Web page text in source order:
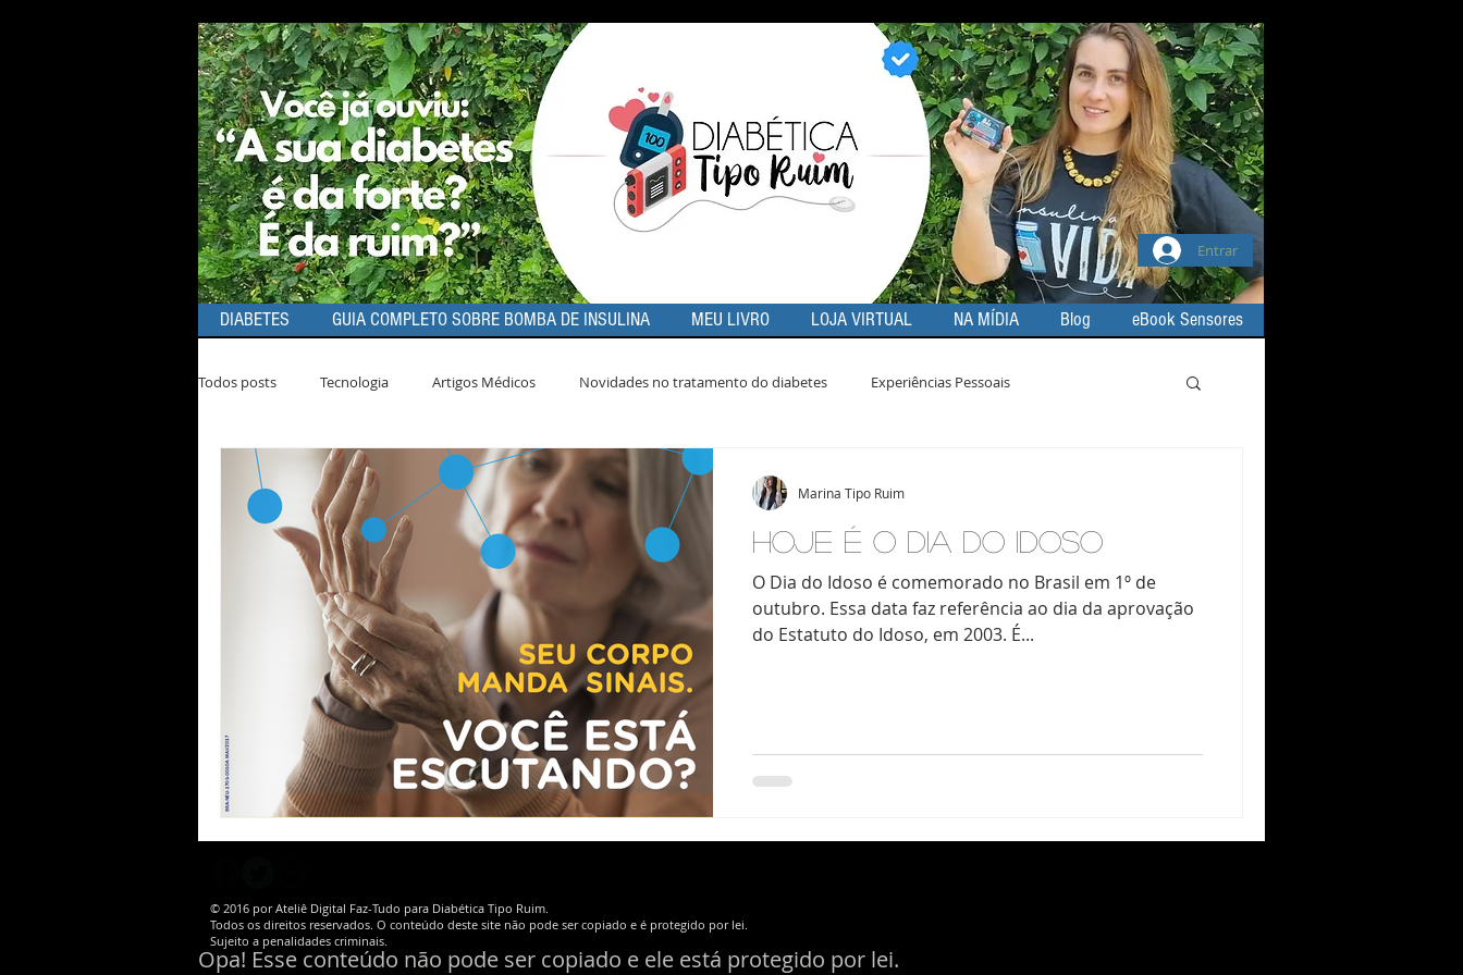
DIABETES GUIA COMPLETO SOBRE BOMBA DE INSULINA MEU LIVRO LOJA VIRTUAL NA MÍDIA Blog eBook Sensores
Entrar
Todos posts Tecnologia Artigos Médicos Novidades no tratamento do diabetes Experiências Pessoais
Dicas de Produtos
HOJE É O DIA DO IDOSO
O Dia do Idoso é comemorado no Brasil em 1º de
outubro. Essa data faz referência ao dia da aprovação
do Estatuto do Idoso, em 2003. É...
Marina Tipo Ruim
© 2016 por Ateliê Digital Faz-Tudo para Diabética Tipo Ruim.
Todos os direitos reservados. O conteúdo deste site não pode ser copiado e é protegido por lei.
Sujeito a penalidades criminais.
Opa! Esse conteúdo não pode ser copiado e ele está protegido por lei.